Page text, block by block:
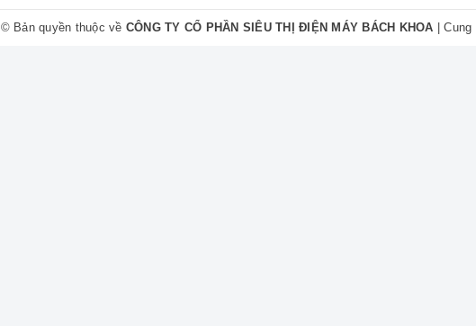
© Bản quyền thuộc về CÔNG TY CỔ PHẦN SIÊU THỊ ĐIỆN MÁY BÁCH KHOA Cung